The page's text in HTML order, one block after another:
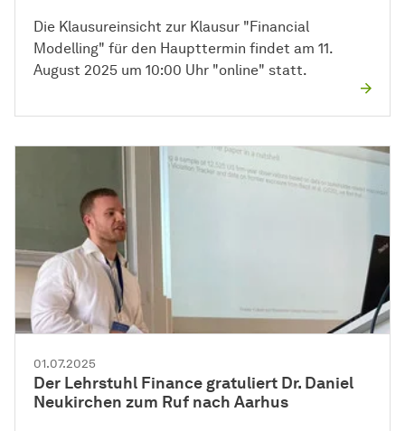
Die Klausureinsicht zur Klausur "Financial
Modelling" für den Haupttermin findet am 11.
August 2025 um 10:00 Uhr "online" statt.
01.07.2025
Der Lehrstuhl Finance gratuliert Dr. Daniel
Neukirchen zum Ruf nach Aarhus